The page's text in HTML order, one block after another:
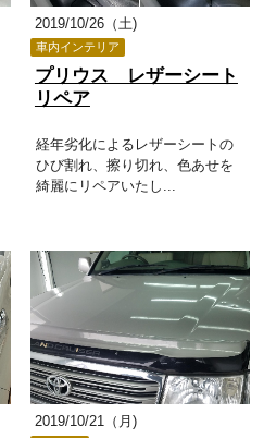
2019/10/26（土)
車内インテリア
プリウス レザーシート
リペア
経年劣化によるレザーシートの
ひび割れ、擦り切れ、色あせを
綺麗にリペアいたし...
2019/10/21（月)